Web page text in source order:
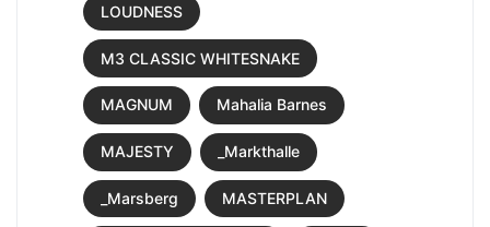
LOUDNESS
M3 CLASSIC WHITESNAKE
MAGNUM Mahalia Barnes
MAJESTY _Markthalle
_Marsberg MASTERPLAN